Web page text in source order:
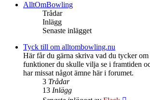
AlltOmBowling
Trådar
Inlägg
Senaste inlägget
Tyck till om alltombowling.nu
Här får du gärna skriva vad du tycker
funktioner du skulle vilja se i framtiden
har missat något ämne här i forumet.
3 Trådar
13 Inlägg